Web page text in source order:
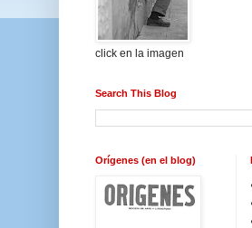
click en la imagen
Search This Blog
Orígenes (en el blog)